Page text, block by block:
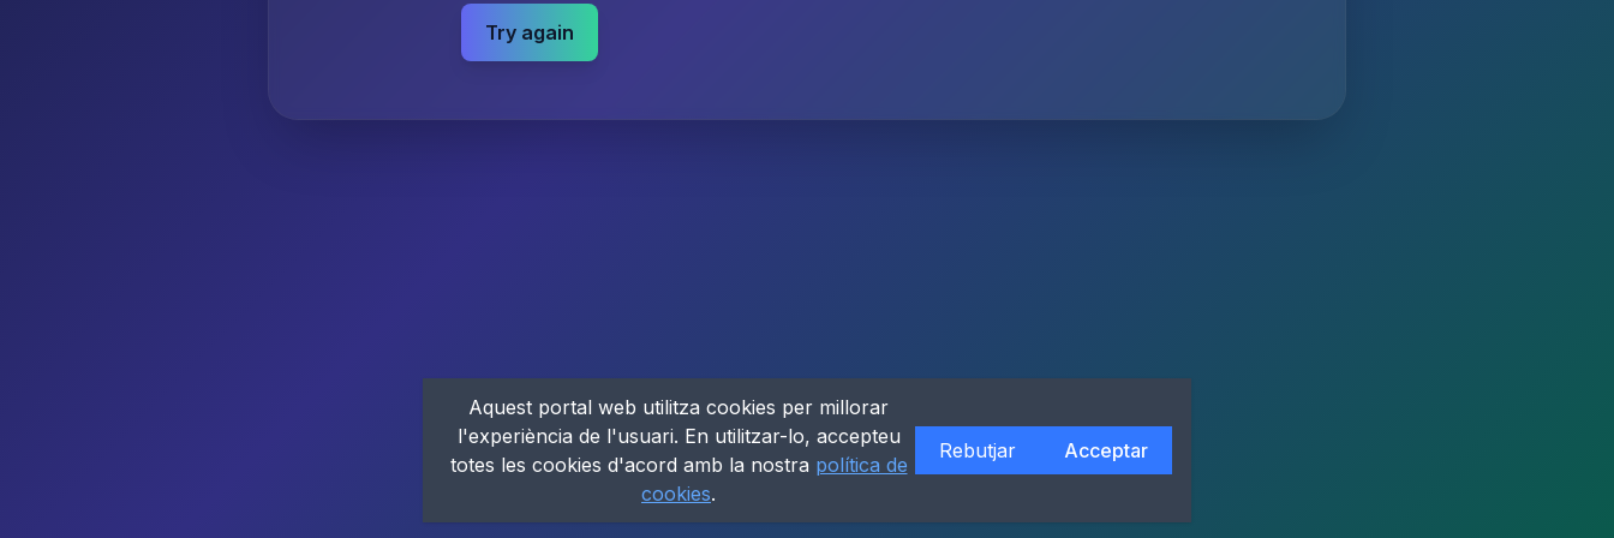
Try again
Aquest portal web utilitza cookies per millorar
l'experiència de l'usuari. En utilitzar-lo, accepteu
totes les cookies d'acord amb la nostra política de
cookies.
Rebutjar Acceptar